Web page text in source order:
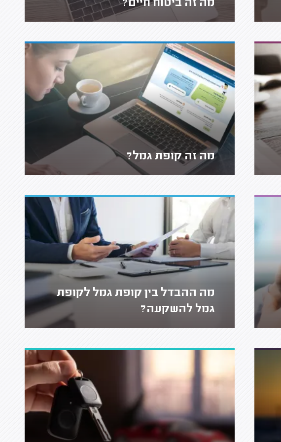
מה זה ביטוח חיים?
מה זה קופת גמל?
מה ההבדל בין קופת גמל לקופת
גמל להשקעה?